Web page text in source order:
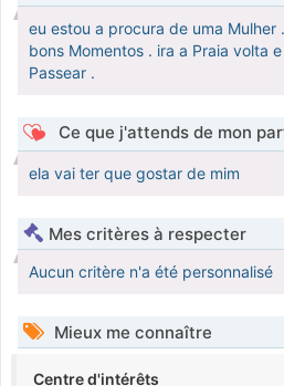
eu estou a procura de uma Mulher
bons Momentos . ira a Praia volta
Passear .
Ce que j'attends de mon
ela vai ter que gostar de mim
Mes critères à respecter
Aucun critère n'a été personnalisé
Mieux me connaître
Centre d'intérêts